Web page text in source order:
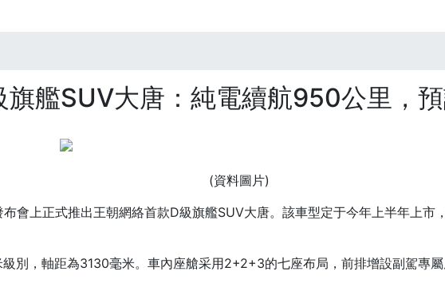
艦SUV大唐：純電續航950公里，
(資料圖片)
會上正式推出王朝網絡首款D級旗艦SUV大唐。該車型定于今年上半年上
別，軸距為3130毫米。車內座艙采用2+2+3的七座布局，前排增設副駕專